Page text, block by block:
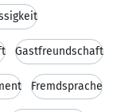
Gastfreundschaft
Fremdsprache